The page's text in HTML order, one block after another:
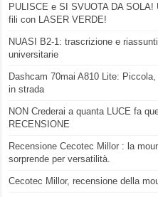
PULISCE e SI SVUOTA DA
fili con LASER VERDE!
NUASI B2-1: trascrizione e
universitarie
Dashcam 70mai A810 Lite:
in strada
NON Crederai a quanta LUCE fa
RECENSIONE
Recensione Cecotec Millor : la
sorprende per versatilità.
Cecotec Millor, recensione della